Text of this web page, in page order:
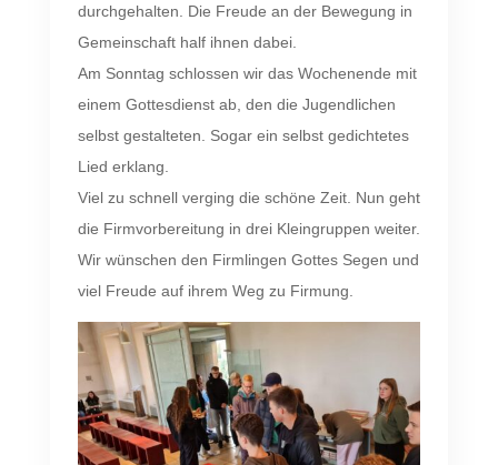
durchgehalten. Die Freude an der Bewegung in
Gemeinschaft half ihnen dabei.
Am Sonntag schlossen wir das Wochenende mit
einem Gottesdienst ab, den die Jugendlichen
selbst gestalteten. Sogar ein selbst gedichtetes
Lied erklang.
Viel zu schnell verging die schöne Zeit. Nun geht
die Firmvorbereitung in drei Kleingruppen weiter.
Wir wünschen den Firmlingen Gottes Segen und
viel Freude auf ihrem Weg zu Firmung.